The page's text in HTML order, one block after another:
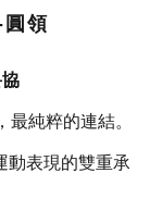
領
純粹的連結。
動表現的雙重承